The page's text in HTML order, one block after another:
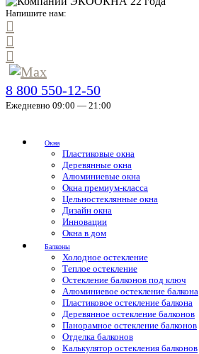
Напишите нам:
8 800 550-12-50
Ежедневно 09:00 — 21:00
Окна
Пластиковые окна
Деревянные окна
Алюминиевые окна
Окна премиум-класса
Цельностеклянные окна
Дизайн окна
Инновации
Окна в дом
Балконы
Холодное остекление
Теплое остекление
Остекление балконов под ключ
Алюминиевое остекление балкона
Пластиковое остекление балкона
Деревянное остекление балконов
Панорамное остекление балконов
Отделка балконов
Калькулятор остекления балконов